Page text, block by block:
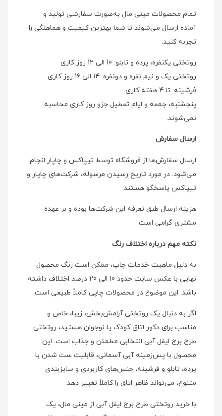
تمام محصولات مینی مال به‌صورت سفارشی تولید و
آماده ارسال می‌شوند تا شما بهترین کیفیت و هماهنگی را
تجربه کنید.
روتختی یکنفره، پرده و تابلو: 10 الی 12 روز کاری
روتختی یک و نیم نفره و دونفره: 14 الی 16 روز کاری
فرشینه: تا 4 هفته کاری
پنجشنبه، جمعه و ایام تعطیل جزو روز کاری محاسبه
نمی‌شوند.
ارسال سفارش
ارسال سفارش‌ها از فروشگاه توسط تیپاکس و چاپار انجام
می‌شود. در مورد تاریخ رسیدن مرسوله، شرکت‌های چاپار و
تیپاکس پاسخگو هستند.
هزینه ارسال طبق تعرفه این شرکت‌ها بوده و بر عهده
مشتری گرامی است.
نکته مهم درباره اختلاف رنگ
به دلیل ماهیت خدمات چاپ، ممکن است رنگ محصول
نهایی با عکس سایت حدود 10 الی 20 درصد اختلاف داشته
باشد. این موضوع در محصولات چاپی کاملاً طبیعی است.
اگر به دنبال یک روتختی آرامش‌بخش، زیبا، خاص و
مناسب برای دکور اتاق کودک یا نوجوان هستید، روتختی
طرح برج ایفل آبی انتخابی مطمئن و جذاب است. این
محصول با پس‌زمینه آبی آسمانی، قابلیت ست شدن با
پرده، تابلو و فرشینه، جنس‌های کاربردی و سایزبندی
متنوع، می‌تواند ظاهر اتاق را کاملاً تغییر دهد.
با خرید روتختی طرح برج ایفل آبی از مینی مال، یک